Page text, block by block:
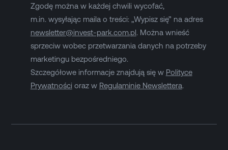
Zgodę można w każdej chwili wycofać,
m.in. wysyłając maila o treści: „Wypisz się” na adres
newsletter@invest-park.com.pl. Można wnieść
sprzeciw wobec przetwarzania danych na potrzeby
marketingu bezpośredniego.
Szczegółowe informacje znajdują się w Polityce
Prywatności oraz w Regulaminie Newslettera.